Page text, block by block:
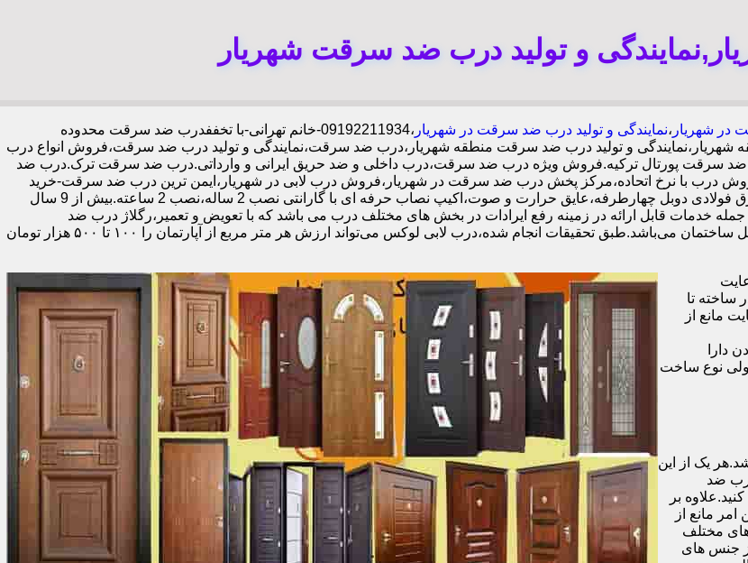
و تولید درب ضد سرقت شهریار
شهریار ،نمایندگی و تولید درب ضد سرقت در شهریار
،09192211934-خانم تهرانی-با تخففدرب ضد سرقت محدوده
و تولید درب ضد سرقت منطقه شهریار،درب ضد سرقت،نمایندگی و تولید درب ضد سرقت،فروش انواع درب
ضد سرقت پورتال ترکیه.فروش ویژه درب ضد سرقت،درب داخلی و ضد حریق ایرانی و وارداتی.درب ضد سرقت ترک.درب ضد
درب با نرخ اتحاده،مرکز پخش درب ضد سرقت در شهریار،فروش درب لابی در شهریار،ایمن ترین درب ضد سرقت-خرید
مستقیم از کارخانه قفل گاوصندوقی کاله،ضد برش و ضد دیلم 100% وارداتی،ورق فولادی دوبل چهارطرفه،عایق حرارت و صوت،اکیپ نصاب حرفه ای با گارانتی نصب 2 ساله،نصب 2 ساعته.بیش از 9 سال
خدمات قابل ارائه در زمینه رفع ایرادات در بخش های مختلف درب می باشد که با تعویض و تعمیر،رگلاژ درب ضد
سرقت،درب لابی و یا درب ورودی ساختمان از جمله عوامل تأثیر گذار در ظاهر کل ساختمان می‌باشد.طبق تحقیقات انجام شده،درب لابی لوکس می‌تواند ارزش هر متر مربع از آپارتمان را ۱۰۰ تا ۵۰۰ هزار تومان
ساخته تا
مانع از
دارا
ولی نوع ساخت
یک از این
ضد
بر
مانع از
مختلف
جنس های